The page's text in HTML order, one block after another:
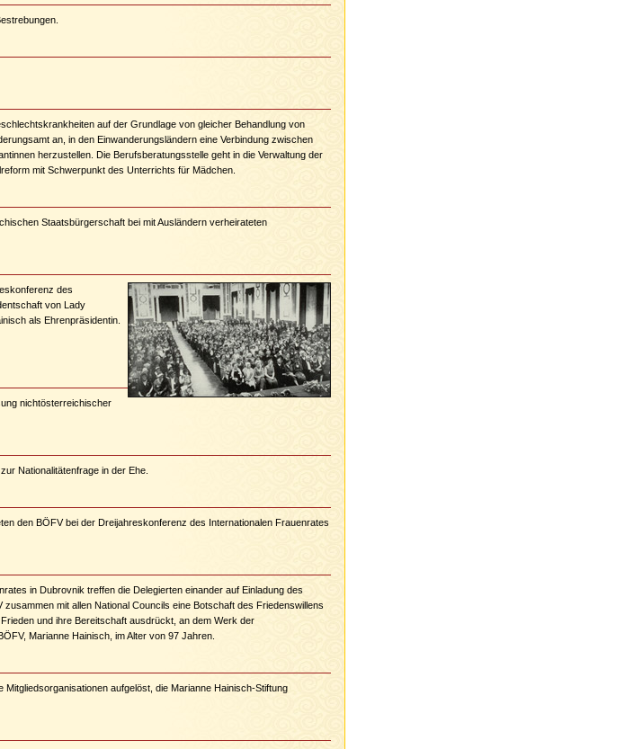
auf der Grundlage von gleicher Behandlung von
an, in den Einwanderungsländern eine Verbindung zwischen
herzustellen. Die Berufsberatungsstelle geht in die Verwaltung der
mit Schwerpunkt des Unterrichts für Mädchen.
Staatsbürgerschaft bei mit Ausländern verheirateten
des
von Lady
als Ehrenpräsidentin.
nichtösterreichischer
Nationalitätenfrage in der Ehe.
den BÖFV bei der Dreijahreskonferenz des Internationalen Frauenrates
in Dubrovnik treffen die Delegierten einander auf Einladung des
mit allen National Councils eine Botschaft des Friedenswillens
und ihre Bereitschaft ausdrückt, an dem Werk der
Marianne Hainisch, im Alter von 97 Jahren.
aufgelöst, die Marianne Hainisch-Stiftung